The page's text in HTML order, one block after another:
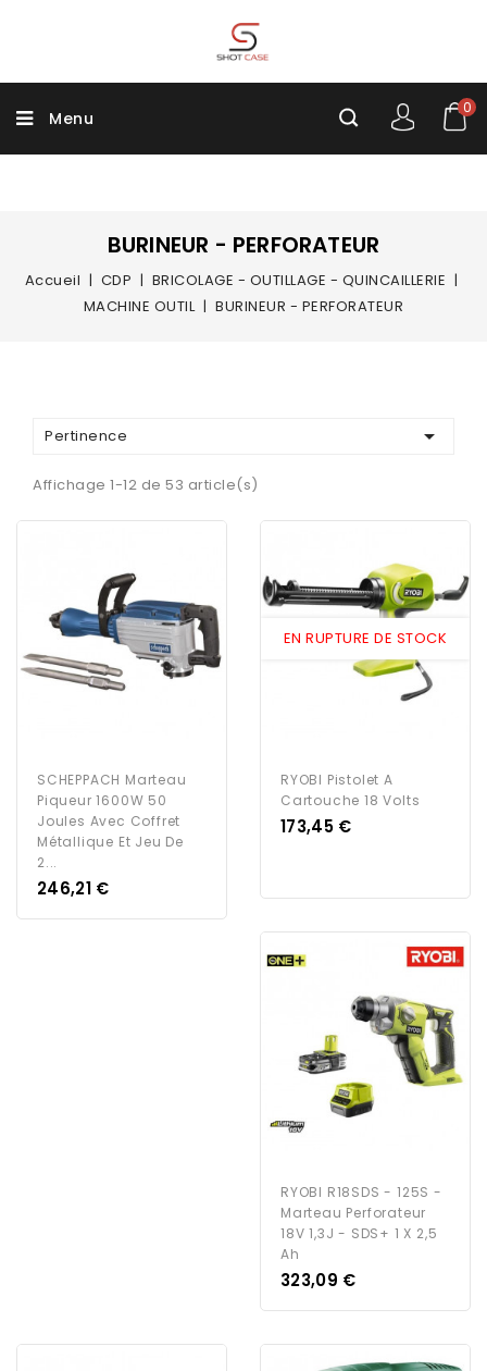
Menu
0
BURINEUR - PERFORATEUR
Accueil CDP
BRICOLAGE - OUTILLAGE - QUINCAILLERIE
MACHINE OUTIL
BURINEUR - PERFORATEUR
Pertinence 
Affichage 1-12 de 53 article(s)
SCHEPPACH Marteau
Piqueur 1600W 50
Joules Avec Coffret
Métallique Et Jeu De
2...
Prix
246,21 €
EN RUPTURE DE STOCK
RYOBI Pistolet A
Cartouche 18 Volts
Prix
173,45 €
RYOBI R18SDS - 125S -
Marteau Perforateur
18V 1,3J - SDS+ 1 X 2,5
Ah
Prix
323,09 €